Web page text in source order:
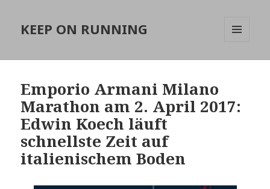
KEEP ON RUNNING
Emporio Armani Milano
Marathon am 2. April 2017:
Edwin Koech läuft
schnellste Zeit auf
italienischem Boden